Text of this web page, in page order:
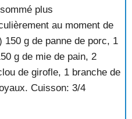
NANTAISE
BRETAGNE
CANAPÉS
et-Vilaine)
A LA MODE DE
plus
au moment de
150 g de panne de porc, 1
g de mie de pain, 2
de girofle, 1 branche de
Cuisson: 3/4